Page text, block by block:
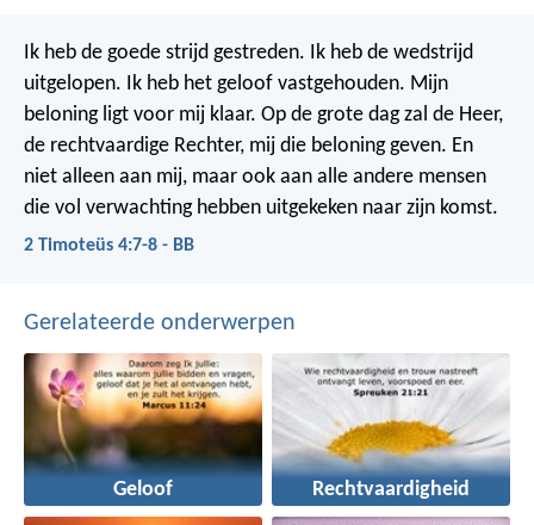
Ik heb de goede strijd gestreden. Ik heb de wedstrijd
uitgelopen. Ik heb het geloof vastgehouden. Mijn
beloning ligt voor mij klaar. Op de grote dag zal de Heer,
de rechtvaardige Rechter, mij die beloning geven. En
niet alleen aan mij, maar ook aan alle andere mensen
die vol verwachting hebben uitgekeken naar zijn komst.
2 Timoteüs 4:7-8 - BB
Gerelateerde onderwerpen
Geloof Rechtvaardigheid